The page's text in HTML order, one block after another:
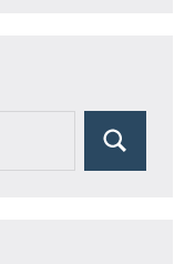
Search